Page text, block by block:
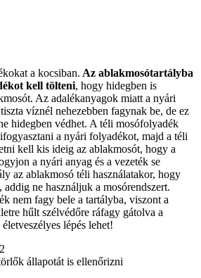
a kocsiban. Az ablakmosótartályba
kell tölteni, hogy hidegben is
Az adalékanyagok miatt a nyári
víznél nehezebben fagynak be, de ez
hidegben védhet. A téli mosófolyadék
a nyári folyadékot, majd a téli
kell kis ideig az ablakmosót, hogy a
a nyári anyag és a vezeték se
az ablakmosó téli használatakor, hogy
ne használjuk a mosórendszert.
nem fagy bele a tartályba, viszont a
hűlt szélvédőre ráfagy gátolva a
lépés lehet!
állapotát is ellenőrizni